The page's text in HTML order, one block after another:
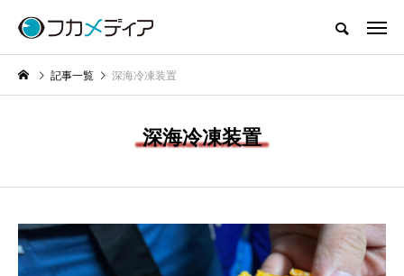
記事一覧 深海冷凍装置
深海冷凍装置